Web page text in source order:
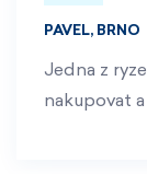
PAVEL, BRNO
Jedna z
nakupovat